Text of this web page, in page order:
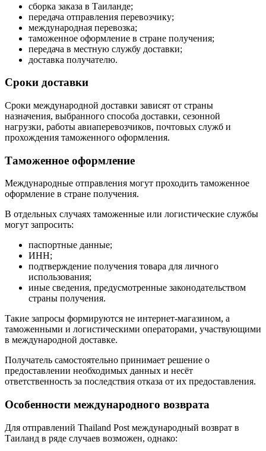
сборка заказа в Таиланде;
передача отправления перевозчику;
международная перевозка;
таможенное оформление в стране получения;
передача в местную службу доставки;
доставка получателю.
Сроки доставки
Сроки международной доставки зависят от страны
назначения, выбранного способа доставки, сезонной
нагрузки, работы авиаперевозчиков, почтовых служб и
прохождения таможенного оформления.
Таможенное оформление
Международные отправления могут проходить таможенное
оформление в стране получения.
В отдельных случаях таможенные или логистические службы
могут запросить:
паспортные данные;
ИНН;
подтверждение получения товара для личного
использования;
иные сведения, предусмотренные законодательством
страны получения.
Такие запросы формируются не интернет-магазином, а
таможенными и логистическими операторами, участвующими
в международной доставке.
Получатель самостоятельно принимает решение о
предоставлении необходимых данных и несёт
ответственность за последствия отказа от их предоставления.
Особенности международного возврата
Для отправлений Thailand Post международный возврат в
Таиланд в ряде случаев возможен, однако: